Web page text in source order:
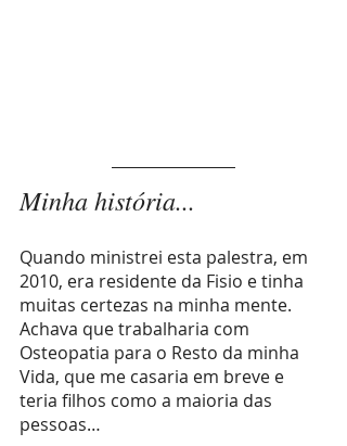
Minha história...
Quando ministrei esta palestra, em
2010, era residente da Fisio e tinha
muitas certezas na minha mente.
Achava que trabalharia com
Osteopatia para o Resto da minha
Vida, que me casaria em breve e
teria filhos como a maioria das
pessoas…